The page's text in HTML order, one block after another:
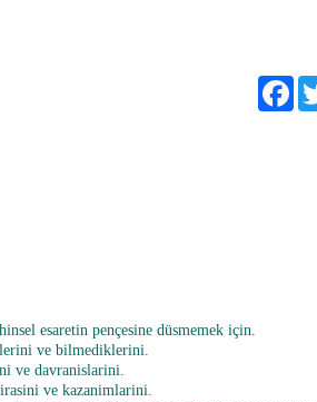
esaretin pençesine düsmemek için.
ve bilmediklerini.
ve davranislarini.
ve kazanimlarini.